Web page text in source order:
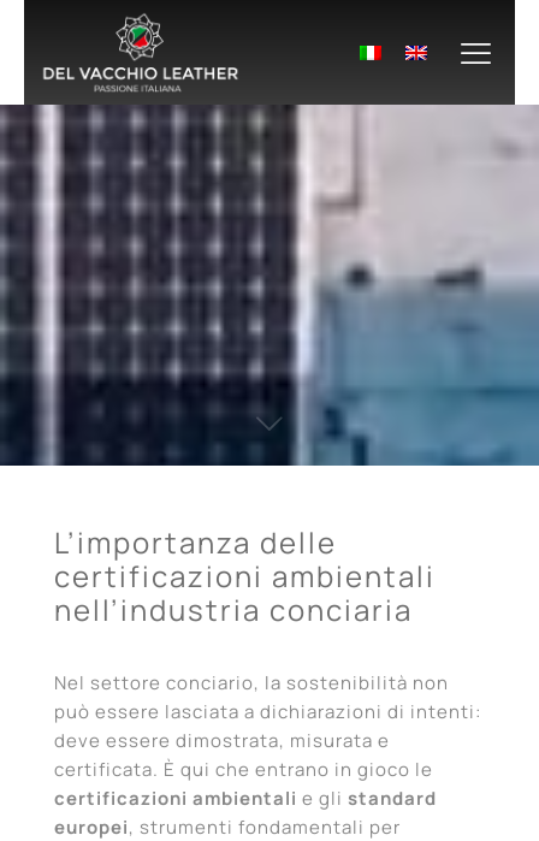
L’importanza delle
certificazioni ambientali
nell’industria conciaria
Nel settore conciario, la sostenibilità non
può essere lasciata a dichiarazioni di intenti:
deve essere dimostrata, misurata e
certificata. È qui che entrano in gioco le
certificazioni ambientali e gli standard
europei, strumenti fondamentali per